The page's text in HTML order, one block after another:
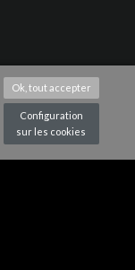
Ok, tout accepter
Configuration
sur les cookies